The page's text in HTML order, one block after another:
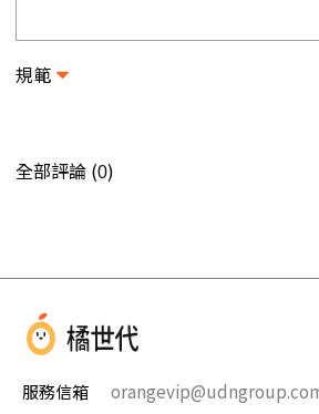
規範
全部評論 (0)
服務信箱